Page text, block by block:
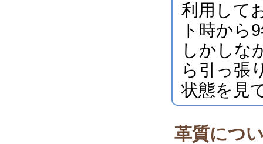
利用して
ト時から
しかしな
ら引っ張
状態を見
革質につ